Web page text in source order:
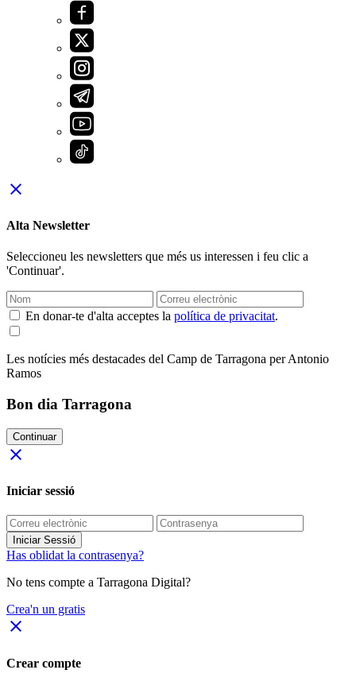
close
Alta Newsletter
Seleccioneu les newsletters que més us interessen i feu clic a
'Continuar'.
En donar-te d'alta acceptes la política de privacitat.
Les notícies més destacades del Camp de Tarragona per Antonio
Ramos
Bon dia Tarragona
Continuar
close
Iniciar sessió
Iniciar Sessió
Has oblidat la contrasenya?
No tens compte a Tarragona Digital?
Crea'n un gratis
close
Crear compte